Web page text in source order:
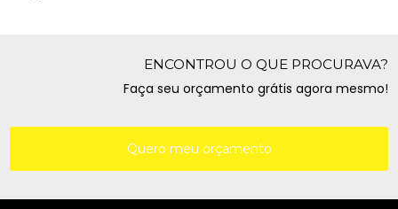
ENCONTROU O QUE PROCURAVA?
Faça seu orçamento grátis agora mesmo!
Quero meu orçamento